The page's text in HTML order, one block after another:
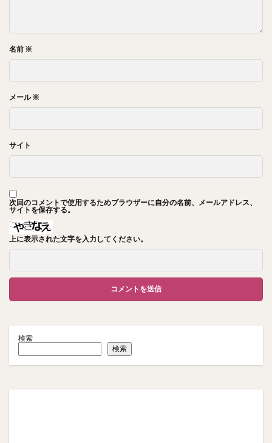
名前 ※
メール※
サイト
次回のコメントで使用するためブラウザーに自分の名前、メールアドレス、
サイトを保存する。
上に表示された文字を入力してください。
検索
検索